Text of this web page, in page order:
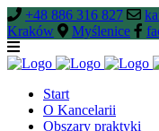
+48 886 316 827
Kraków
Myślenice
Start
O Kancelarii
Obszary praktyki